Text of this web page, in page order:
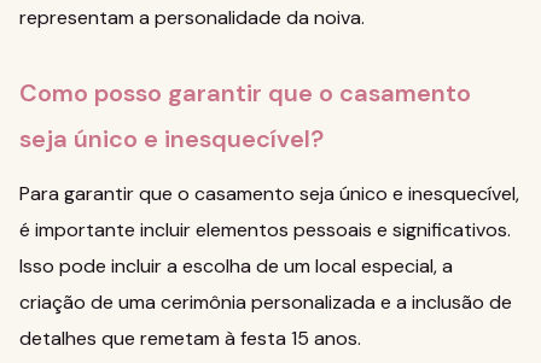
representam a personalidade da noiva.
Como posso garantir que o casamento
seja único e inesquecível?
Para garantir que o casamento seja único e inesquecível,
é importante incluir elementos pessoais e significativos.
Isso pode incluir a escolha de um local especial, a
criação de uma cerimônia personalizada e a inclusão de
detalhes que remetam à festa 15 anos.